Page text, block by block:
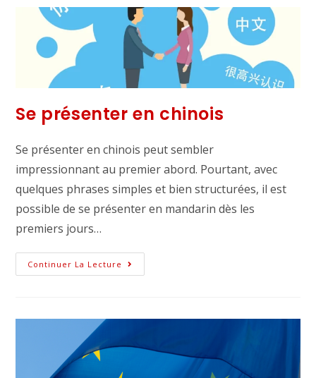
Se présenter en chinois
Se présenter en chinois peut sembler
impressionnant au premier abord. Pourtant, avec
quelques phrases simples et bien structurées, il est
possible de se présenter en mandarin dès les
premiers jours…
Continuer La Lecture